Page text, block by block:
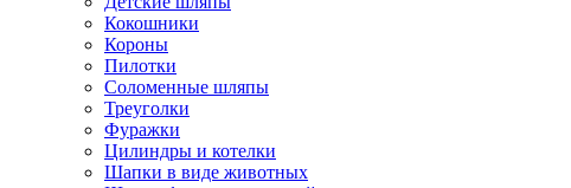
Кокошники
Короны
Пилотки
Соломенные шляпы
Треуголки
Фуражки
Цилиндры и котелки
Шапки в виде животных